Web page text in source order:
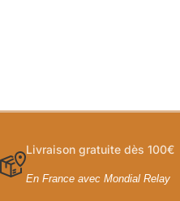
Livraison gratuite dès 100€
En France avec Mondial Relay